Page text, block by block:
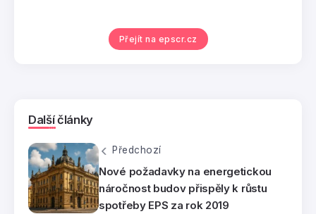
Přejít na epscr.cz
Další články
Předchozí
Nové požadavky na energetickou
náročnost budov přispěly k růstu
spotřeby EPS za rok 2019